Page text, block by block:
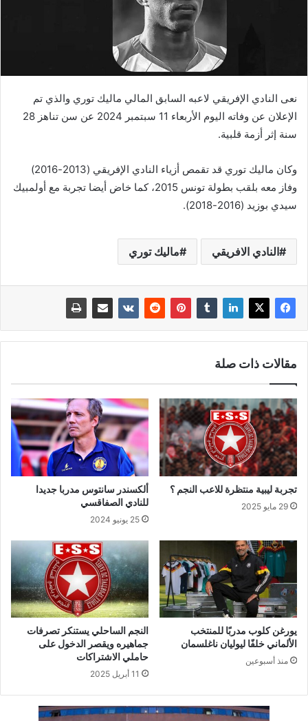
نعى النادي الإفريقي لاعبه السابق المالي ماليك توري والذي تم
الإعلان عن وفاته اليوم الأربعاء 11 سبتمبر 2024 عن سن تناهز 28
سنة إثر أزمة قلبية.
وكان ماليك توري قد تقمص أزياء النادي الإفريقي (2013-2016)
وفاز معه بلقب بطولة تونس 2015، كما خاض أيضا تجربة مع أولمبيك
سيدي بوزيد (2016-2018).
النادي الافريقي ماليك توري
مقالات ذات صلة
تجربة ليبية منتظرة للاعب النجم ؟
29 مايو 2025
ألكسندر سانتوس مدربا جديدا
للنادي الصفاقسي
25 يونيو 2024
يورغن كلوب مدربًا للمنتخب
الألماني خلفًا ليوليان ناغلسمان
منذ أسبوعين
النجم الساحلي يستنكر تصرفات
جماهيره ويقصر الدخول على
حاملي الاشتراكات
11 أبريل 2025